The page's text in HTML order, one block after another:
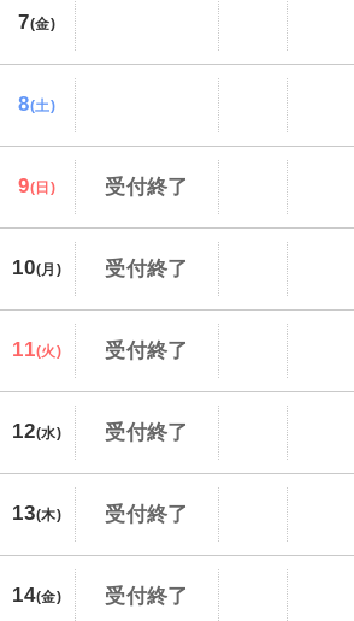
7(金)
8(土)
9(日) 受付終了
10(月) 受付終了
11(火) 受付終了
12(水) 受付終了
13(木) 受付終了
14(金) 受付終了